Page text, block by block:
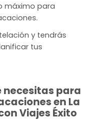
máximo para
y tendrás
tus
necesitas para
en La
Viajes Éxito